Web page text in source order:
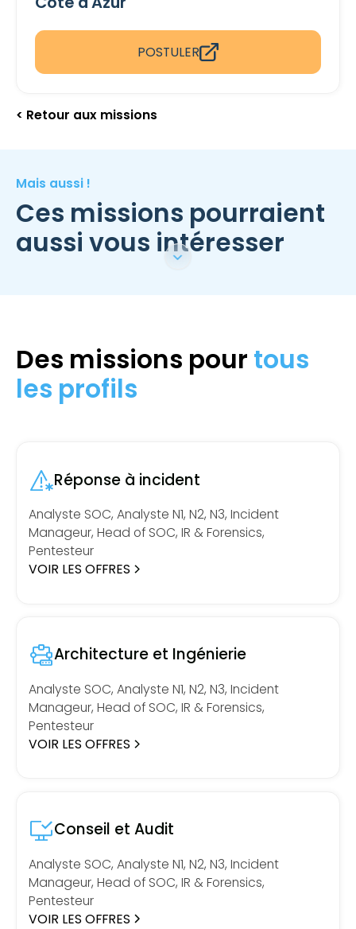
POSTULER
< Retour aux missions
Mais aussi !
Ces missions pourraient
aussi vous intéresser
Des missions pour tous
les profils
Réponse à incident
Analyste SOC, Analyste N1, N2, N3, Incident
Manageur, Head of SOC, IR & Forensics,
Pentesteur
VOIR LES OFFRES
Architecture et Ingénierie
Analyste SOC, Analyste N1, N2, N3, Incident
Manageur, Head of SOC, IR & Forensics,
Pentesteur
VOIR LES OFFRES
Conseil et Audit
Analyste SOC, Analyste N1, N2, N3, Incident
Manageur, Head of SOC, IR & Forensics,
Pentesteur
VOIR LES OFFRES